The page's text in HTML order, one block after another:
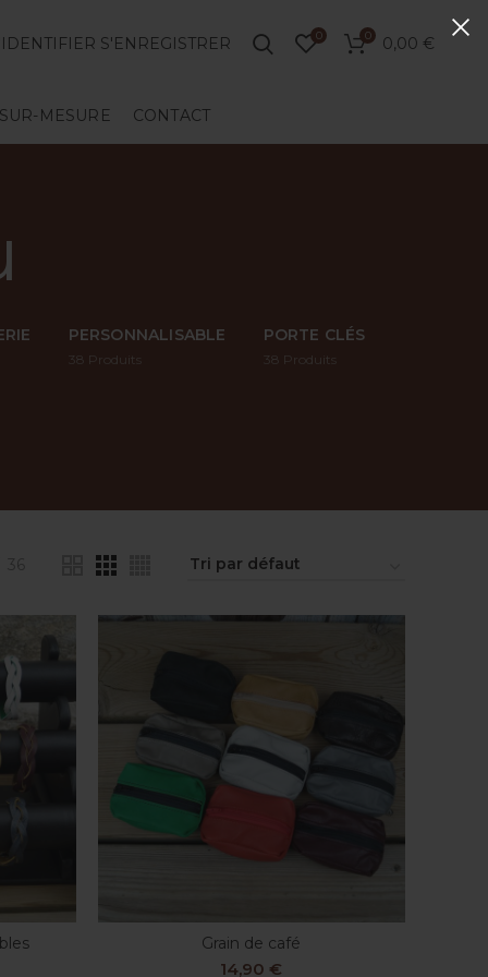
S'ENREGISTRER 0 0 0,00 €
SUR-MESURE CONTACT
PERSONNALISABLE
38 Produits
PORTE CLÉS
38 Produits
CHOIX DES OPTIONS
Grain de café
14,90 €